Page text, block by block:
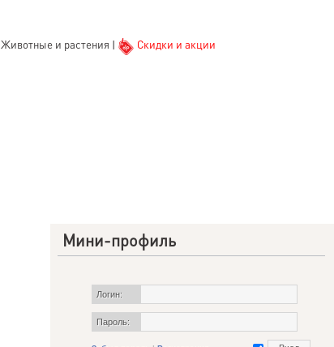
Животные и растения | Скидки и акции
Мини-профиль
Логин:
Пароль: